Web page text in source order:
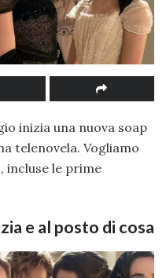
inizia una nuova soap
telenovela. Vogliamo
incluse le prime
e al posto di cosa